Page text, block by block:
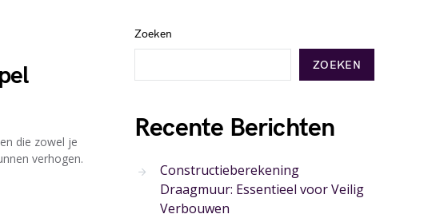
die zowel je
verhogen.
Zoeken
ZOEKEN
Recente Berichten
Constructieberekening
Draagmuur: Essentieel voor Veilig
Verbouwen